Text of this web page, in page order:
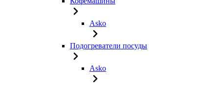
Asko
Подогреватели посуды
Asko